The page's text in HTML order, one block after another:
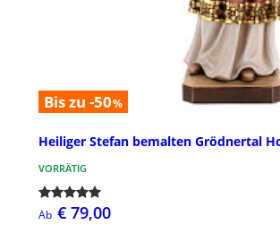
Bis zu -50%
Heiliger Stefan bemalten Grödnertal
VORRÄTIG
Ab € 79,00